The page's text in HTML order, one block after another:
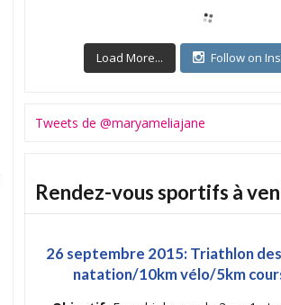
Load More... Follow on
Tweets de @maryameliajane
Rendez-vous sportifs à
26 septembre 2015: Triathlon
natation/10km vélo/5km